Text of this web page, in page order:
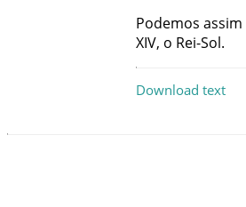
Podemos assim
XIV, o Rei-Sol.
Download text